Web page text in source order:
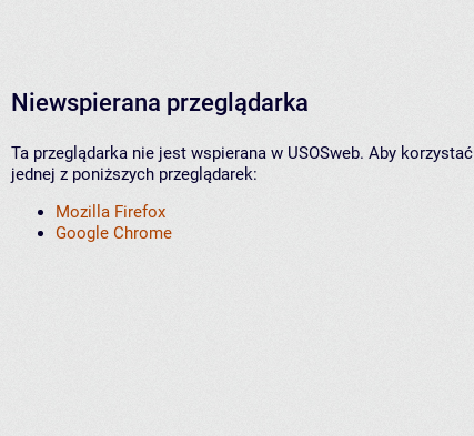
Niewspierana przeglądarka
Ta przeglądarka nie jest wspierana w USOSweb. Aby
jednej z poniższych przeglądarek:
Mozilla Firefox
Google Chrome